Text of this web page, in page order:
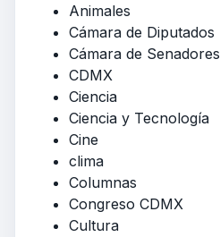
Animales
Cámara de Diputados
Cámara de Senadores
CDMX
Ciencia
Ciencia y Tecnología
Cine
clima
Columnas
Congreso CDMX
Cultura